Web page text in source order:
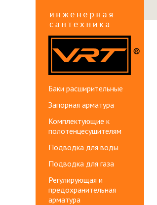
Баки расширительные
Запорная арматура
Комплектующие к
полотенцесушителям
Подводка для воды
Подводка для газа
Регулирующая и
предохранительная
арматура